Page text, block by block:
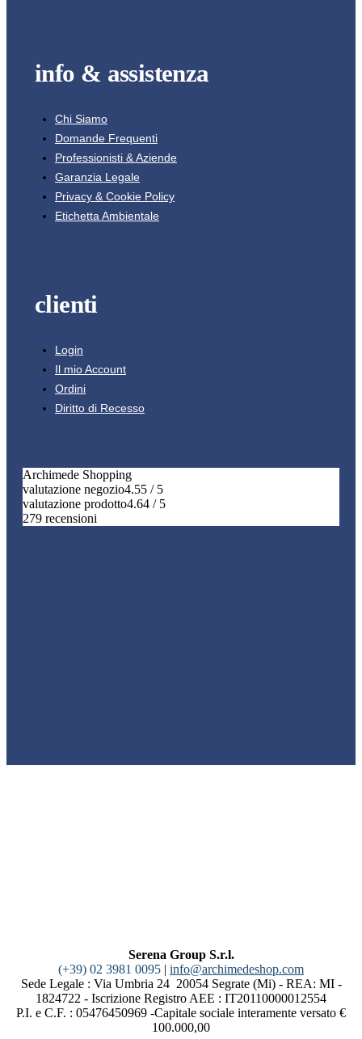
info & assistenza
Chi Siamo
Domande Frequenti
Professionisti & Aziende
Garanzia Legale
Privacy & Cookie Policy
Etichetta Ambientale
clienti
Login
Il mio Account
Ordini
Diritto di Recesso
Archimede Shopping
valutazione negozio4.55 / 5
valutazione prodotto4.64 / 5
279 recensioni
Serena Group S.r.l.
(+39) 02 3981 0095 | info@archimedeshop.com
Sede Legale : Via Umbria 24 20054 Segrate (Mi) - REA: MI -
1824722 - Iscrizione Registro AEE : IT20110000012554
P.I. e C.F. : 05476450969 -Capitale sociale interamente versato €
100.000,00